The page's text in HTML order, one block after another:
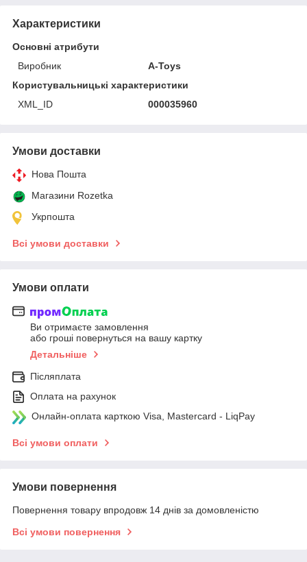
Характеристики
Основні атрибути
Виробник
A-Toys
Користувальницькі характеристики
XML_ID
000035960
Умови доставки
Нова Пошта
Магазини Rozetka
Укрпошта
Всі умови доставки
Умови оплати
Ви отримаєте замовлення
або гроші повернуться на вашу картку
Детальніше
Післяплата
Оплата на рахунок
Онлайн-оплата карткою Visa, Mastercard - LiqPay
Всі умови оплати
Умови повернення
Повернення товару впродовж 14 днів за домовленістю
Всі умови повернення